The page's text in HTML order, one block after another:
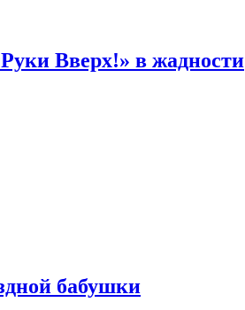
Вверх!» в жадности
бабушки